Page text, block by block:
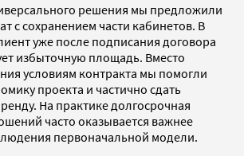
решения мы предложили
с сохранением части кабинетов. В
уже после подписания договора
избыточную площадь. Вместо
условиям контракта мы помогли
проекта и частично сдать
На практике долгосрочная
часто оказывается важнее
первоначальной модели.